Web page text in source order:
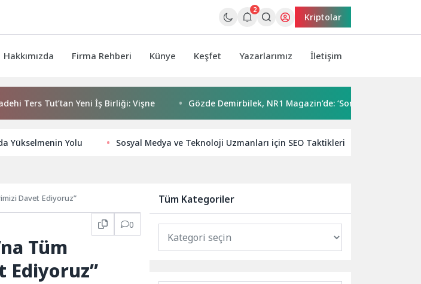
2
Kriptolar
Hakkımızda Firma Rehberi Künye Keşfet Yazarlarımız İletişim
Tut’tan Yeni İş Birliği: Vişne Gözde Demirbilek, NR1 Magazin’de: ‘Son assolist olarak var
Yükselmenin Yolu Sosyal Medya ve Teknoloji Uzmanları için SEO Taktikleri
Davet Ediyoruz”
0
Tüm
Tüm Kategoriler